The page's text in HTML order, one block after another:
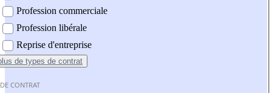
Profession commerciale
Profession libérale
Reprise d'entreprise
de types de contrat
CONTRAT